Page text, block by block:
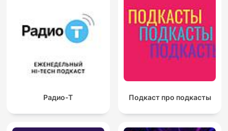
Радио-Т Подкаст про подкасты